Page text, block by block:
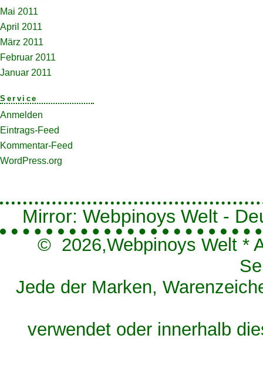
Mai 2011
April 2011
März 2011
Februar 2011
Januar 2011
Service
Anmelden
Eintrags-Feed
Kommentar-Feed
WordPress.org
Mirror: Webpinoys Welt -
© 2026,Webpinoys Welt *
Jede der Marken,
verwendet oder innerhalb